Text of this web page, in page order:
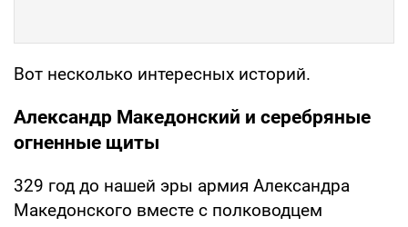
Вот несколько интересных историй.
Александр Македонский и серебряные
огненные щиты
329 год до нашей эры армия Александра
Македонского вместе с полководцем